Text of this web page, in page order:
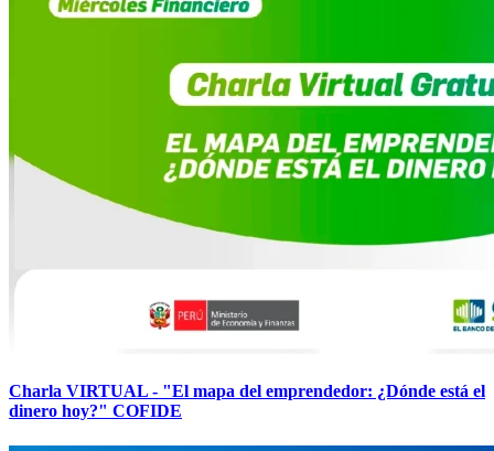
Charla VIRTUAL - "El mapa del emprendedor: ¿Dónde está el
dinero hoy?" COFIDE